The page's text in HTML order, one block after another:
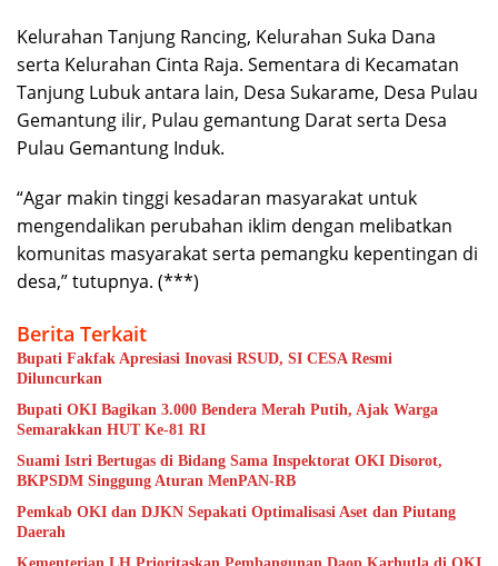
Kelurahan Tanjung Rancing, Kelurahan Suka Dana
serta Kelurahan Cinta Raja. Sementara di Kecamatan
Tanjung Lubuk antara lain, Desa Sukarame, Desa Pulau
Gemantung ilir, Pulau gemantung Darat serta Desa
Pulau Gemantung Induk.
“Agar makin tinggi kesadaran masyarakat untuk
mengendalikan perubahan iklim dengan melibatkan
komunitas masyarakat serta pemangku kepentingan di
desa,” tutupnya. (***)
Berita Terkait
Bupati Fakfak Apresiasi Inovasi RSUD, SI CESA Resmi
Diluncurkan
Bupati OKI Bagikan 3.000 Bendera Merah Putih, Ajak Warga
Semarakkan HUT Ke-81 RI
Suami Istri Bertugas di Bidang Sama Inspektorat OKI Disorot,
BKPSDM Singgung Aturan MenPAN-RB
Pemkab OKI dan DJKN Sepakati Optimalisasi Aset dan Piutang
Daerah